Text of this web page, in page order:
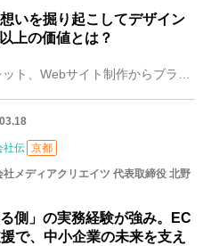
いを掘り起こしてデザイン
上の価値とは？
社伝 京都
社メディアクリエイツ 代表取締役 北野
る側」の実務経験が強み。EC
で、中小企業の未来を支え